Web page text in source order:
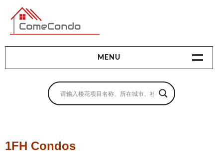
多伦多最新最全的楼花搜索引擎
MENU
地产相关
卖房指南
1FH Condos